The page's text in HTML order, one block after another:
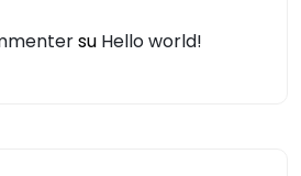
su Hello world!